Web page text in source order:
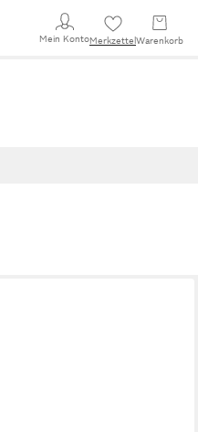
Mein KontoMerkzettel Warenkorb